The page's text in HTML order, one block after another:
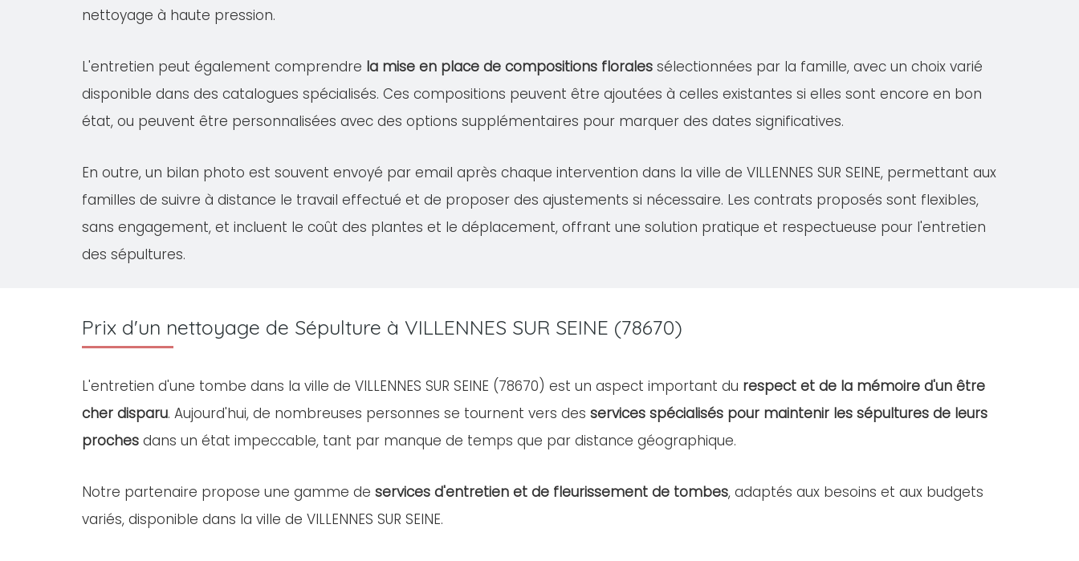
nettoyage à haute pression.
L'entretien peut également comprendre la mise en place de compositions florales sélectionnées par la famille, avec un choix varié
disponible dans des catalogues spécialisés. Ces compositions peuvent être ajoutées à celles existantes si elles sont encore en bon
état, ou peuvent être personnalisées avec des options supplémentaires pour marquer des dates significatives.
En outre, un bilan photo est souvent envoyé par email après chaque intervention dans la ville de VILLENNES SUR SEINE, permettant aux
familles de suivre à distance le travail effectué et de proposer des ajustements si nécessaire. Les contrats proposés sont flexibles,
sans engagement, et incluent le coût des plantes et le déplacement, offrant une solution pratique et respectueuse pour l'entretien
des sépultures.
Prix d'un nettoyage de Sépulture à VILLENNES SUR SEINE (78670)
L'entretien d'une tombe dans la ville de VILLENNES SUR SEINE (78670) est un aspect important du respect et de la mémoire d'un être
cher disparu. Aujourd'hui, de nombreuses personnes se tournent vers des services spécialisés pour maintenir les sépultures de leurs
proches dans un état impeccable, tant par manque de temps que par distance géographique.
Notre partenaire propose une gamme de services d'entretien et de fleurissement de tombes, adaptés aux besoins et aux budgets
variés, disponible dans la ville de VILLENNES SUR SEINE.